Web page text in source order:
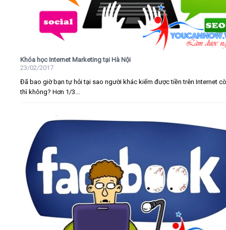
Khóa học Internet Marketing tại Hà Nội
23/02/2017
Đã bao giờ bạn tự hỏi tại sao người khác kiếm được tiền trên Internet
thì không? Hơn 1/3...